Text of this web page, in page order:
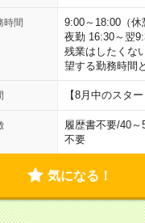
時間
9:00～18:00（
夜勤 16:30～翌
残業はしたくな
望する勤務時間
【8月中のスタ
履歴書不要/40～
不要
気になる！